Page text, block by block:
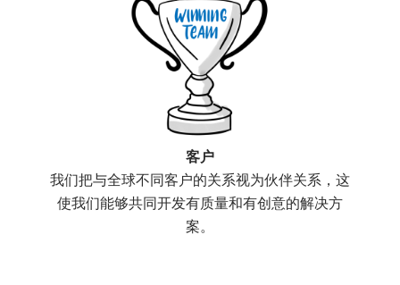
客户
我们把与全球不同客户的关系视为伙伴关系，这
使我们能够共同开发有质量和有创意的解决方
案。